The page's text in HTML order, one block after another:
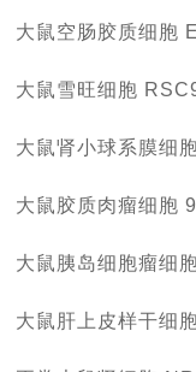
大鼠空肠胶质细胞
大鼠雪旺细胞
大鼠肾小球系膜细
大鼠胶质肉瘤细胞
大鼠胰岛细胞瘤细
大鼠肝上皮样干细